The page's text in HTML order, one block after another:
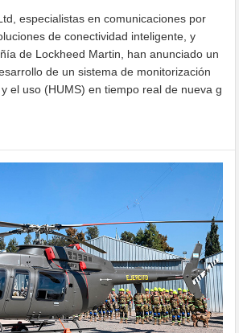
especialistas en comunicaciones por
de conectividad inteligente, y
de Lockheed Martin, han anunciado un
de un sistema de monitorización
el uso (HUMS) en tiempo real de nueva g